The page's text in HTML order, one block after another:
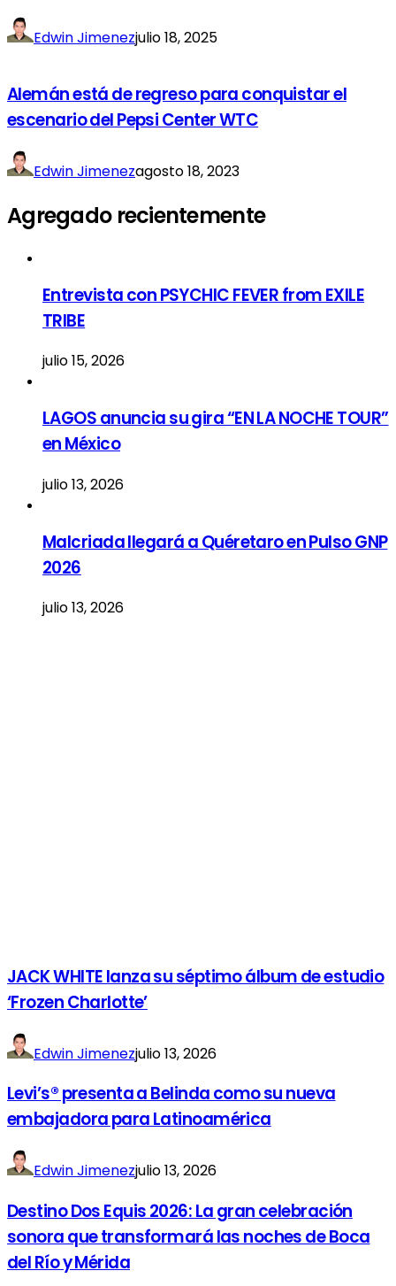
Edwin Jimenezjulio 18, 2025
Alemán está de regreso para conquistar el
escenario del Pepsi Center WTC
Edwin Jimenezagosto 18, 2023
Agregado recientemente
Entrevista con PSYCHIC FEVER from EXILE
TRIBE
julio 15, 2026
LAGOS anuncia su gira “EN LA NOCHE TOUR”
en México
julio 13, 2026
Malcriada llegará a Quéretaro en Pulso GNP
2026
julio 13, 2026
JACK WHITE lanza su séptimo álbum de estudio
‘Frozen Charlotte’
Edwin Jimenezjulio 13, 2026
Levi’s® presenta a Belinda como su nueva
embajadora para Latinoamérica
Edwin Jimenezjulio 13, 2026
Destino Dos Equis 2026: La gran celebración
sonora que transformará las noches de Boca
del Río y Mérida